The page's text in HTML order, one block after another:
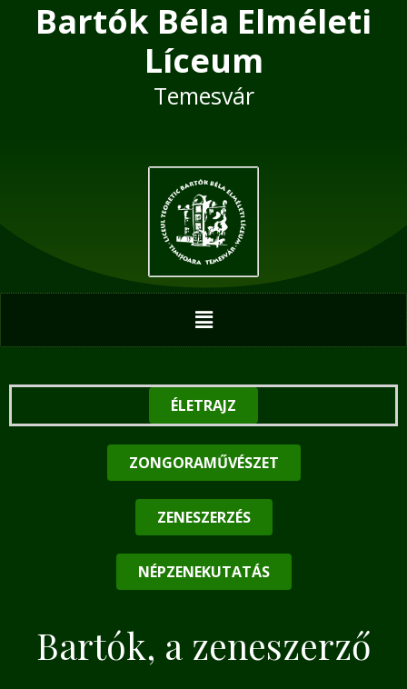
Bartók Béla Elméleti
Líceum
Temesvár
Menu
ÉLETRAJZ
ZONGORAMŰVÉSZET
ZENESZERZÉS
NÉPZENEKUTATÁS
Bartók, a zeneszerző